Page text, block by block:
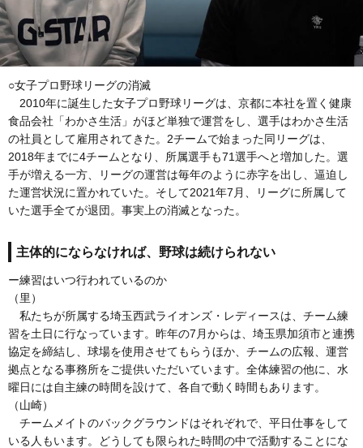
○女子プロ野球リーグの消滅
2010年に誕生した女子プロ野球リーグは、京都に本社を置く健康
食品会社「わかさ生活」がほど単独で運営をし、選手はわかさ生活
の社員として雇用されてきた。2チームで始まった同リーグは、
2018年までに4チームとなり、所属選手も71選手へと増加した。選
手が増える一方、リーグの運営は毎年のように赤字を出し、逼迫し
た運営状況に置かれていた。そして2021年7月、リーグに所属して
いた選手全てが退団。事実上の消滅となった。
主体的にならなければ、野球は続けられない
ー練習はいつ行われているのか
（里）
私たちが所属する埼玉西武ライオンズ・レディースは、チーム練
習を土日に行なっています。昨年の7月からは、埼玉県加須市と連携
協定を締結し、球場を使用させてもらうほか、チームの広報、運営
拠点となる事務所をご提供いただいています。全体練習の他に、水
曜日には自主練の時間を設けて、各自で動く時間もあります。
（山崎）
チームメイトのバックグラウンドはそれぞれで、平日仕事をして
いる人もいます。どうしても限られた時間の中で活動することにな